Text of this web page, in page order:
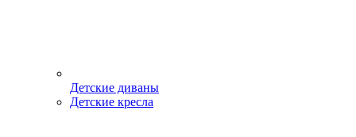
Детские диваны
Детские кресла